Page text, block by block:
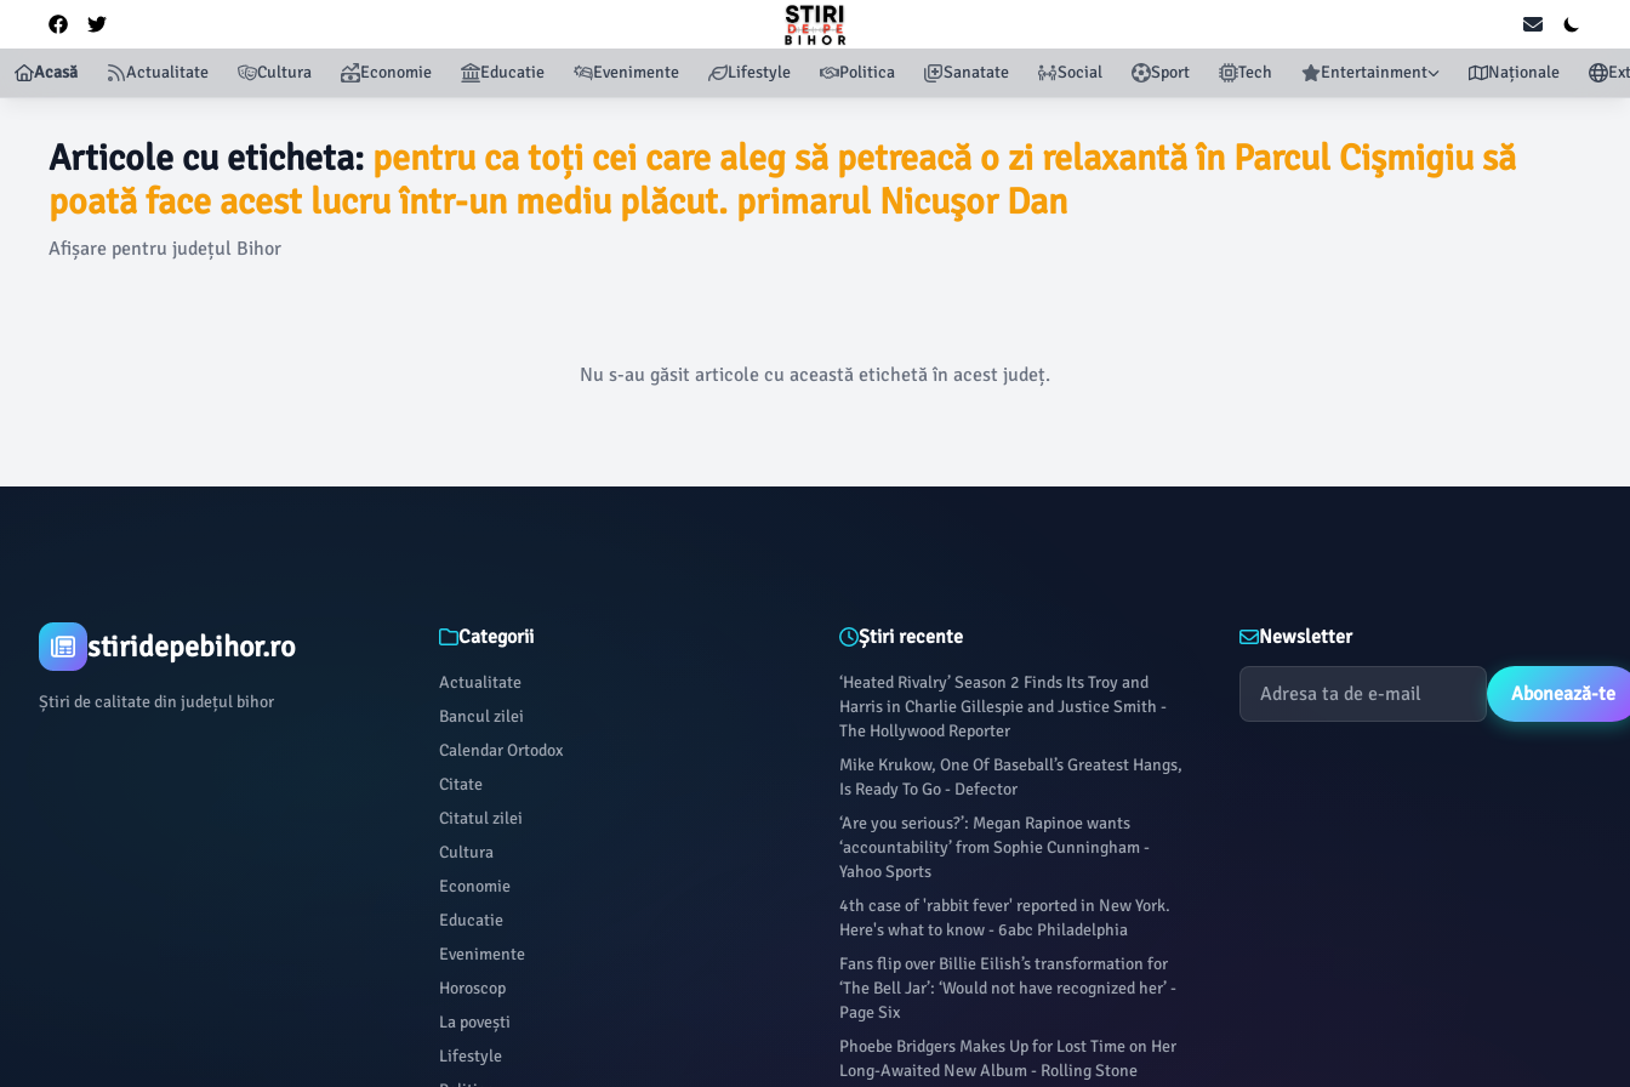
Acasă Actualitate Cultura Economie Educatie Evenimente Lifestyle Politica Sanatate Social Sport Tech Entertainment Naționale
Articole cu eticheta: pentru ca toți cei care aleg să petreacă o zi relaxantă în Parcul Cişmigiu să
poată face acest lucru într-un mediu plăcut. primarul Nicuşor Dan
Afișare pentru județul Bihor
Nu s-au găsit articole cu această etichetă în acest județ.
stiridepebihor.ro
Știri de calitate din județul bihor
Categorii
Actualitate
Bancul zilei
Calendar Ortodox
Citate
Citatul zilei
Cultura
Economie
Educatie
Evenimente
Horoscop
La povești
Lifestyle
Știri recente
‘Heated Rivalry’ Season 2 Finds Its Troy and
Harris in Charlie Gillespie and Justice Smith -
The Hollywood Reporter
Mike Krukow, One Of Baseball’s Greatest Hangs,
Is Ready To Go - Defector
‘Are you serious?’: Megan Rapinoe wants
‘accountability’ from Sophie Cunningham -
Yahoo Sports
4th case of 'rabbit fever' reported in New York.
Here's what to know - 6abc Philadelphia
Fans flip over Billie Eilish’s transformation for
‘The Bell Jar’: ‘Would not have recognized her’ -
Page Six
Phoebe Bridgers Makes Up for Lost Time on Her
Long-Awaited New Album - Rolling Stone
Newsletter
Abonează-te